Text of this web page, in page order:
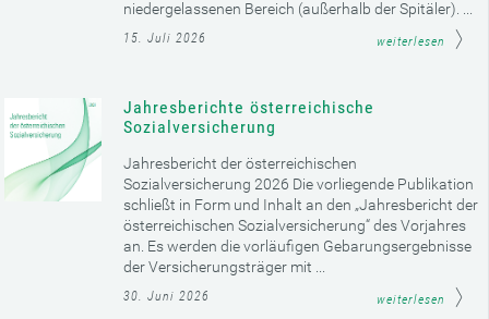
niedergelassenen Bereich (außerhalb der Spitäler). ...
15. Juli 2026 weiterlesen
Jahresberichte österreichische
Sozialversicherung
Jahresbericht der österreichischen
Sozialversicherung 2026 Die vorliegende Publikation
schließt in Form und Inhalt an den „Jahresbericht der
österreichischen Sozialversicherung“ des Vorjahres
an. Es werden die vorläufigen Gebarungsergebnisse
der Versicherungsträger mit ...
30. Juni 2026 weiterlesen